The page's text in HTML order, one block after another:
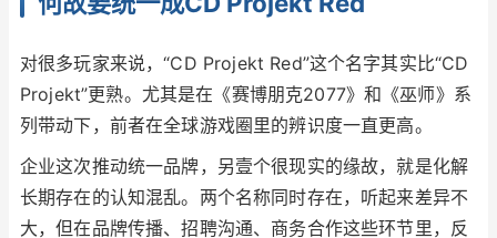
对很多玩家来说，“CD Projekt Red”这个名字其实比“CD
Projekt”更熟。尤其是在《赛博朋克2077》和《巫师》系
列带动下，前者在全球游戏圈里的辨识度一直更高。
企业这次推动统一品牌，另壹个很现实的缘故，就是化解
长期存在的认知混乱。两个名称同时存在，听起来差异不
大，但在品牌传播、招聘沟通、商务合作这些环节里，反